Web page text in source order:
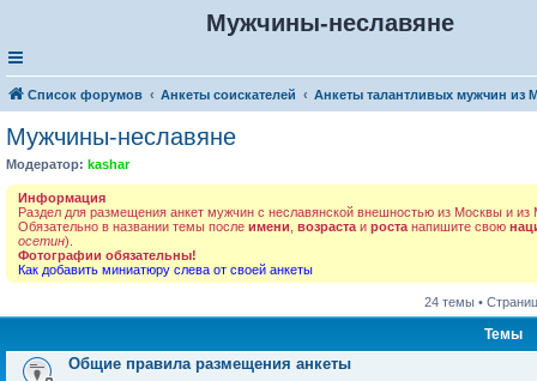
Мужчины-неславяне
Список форумов Анкеты соискателей Анкеты талантливых мужчин из
Мужчины-неславяне
Модератор: kashar
Информация
Раздел для размещения анкет мужчин с неславянской внешностью из Москвы и из
Обязательно в названии темы после имени возраста и роста напишите свою
осетин).
Фотографии обязательны!
Как добавить миниатюру слева от своей анкеты
24 темы •
Темы
Общие правила размещения анкеты